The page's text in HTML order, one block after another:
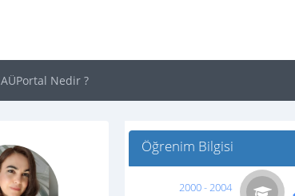
AÜPortal Nedir ?
Öğrenim Bilgisi
2000 - 2004